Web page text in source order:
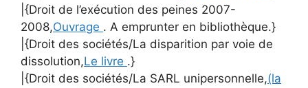
|{Droit de l’exécution des peines 2007-
2008,Ouvrage . A emprunter en bibliothèque.}
|{Droit des sociétés/La disparition par voie de
dissolution,Le livre .}
|{Droit des sociétés/La SARL unipersonnelle,(la